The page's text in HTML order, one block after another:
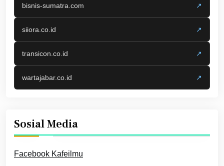
bisnis-sumatra.com ↗
siiora.co.id ↗
transicon.co.id ↗
wartajabar.co.id ↗
Sosial Media
Facebook Kafeilmu